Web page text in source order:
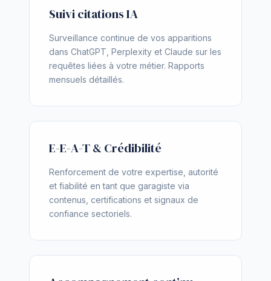
Suivi citations IA
Surveillance continue de vos apparitions
dans ChatGPT, Perplexity et Claude sur les
requêtes liées à votre métier. Rapports
mensuels détaillés.
E-E-A-T & Crédibilité
Renforcement de votre expertise, autorité
et fiabilité en tant que garagiste via
contenus, certifications et signaux de
confiance sectoriels.